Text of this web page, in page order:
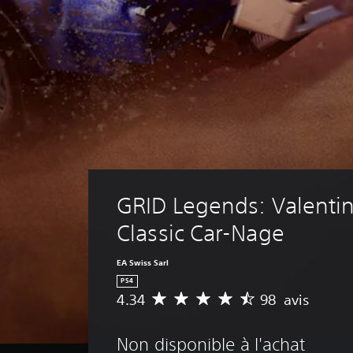
GRID Legends:
Classic Car-Nage
EA Swiss Sarl
PS4
M
e
4.34 98 avis
Non disponible à l'achat